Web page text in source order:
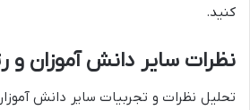
کنید.
نظرات سایر دانش آموزان و
تحلیل نظرات و تجربیات سایر دانش